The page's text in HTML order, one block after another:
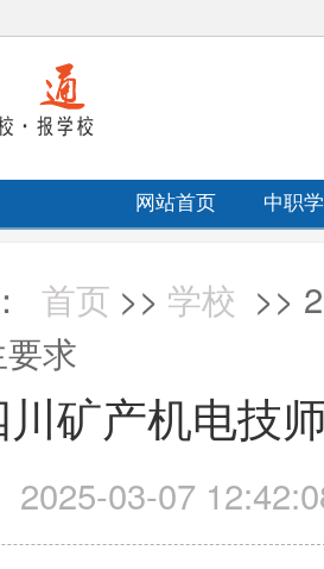
网站首页 中职
首页 >> 学校 >>
求
川矿产机电技
2025-03-07